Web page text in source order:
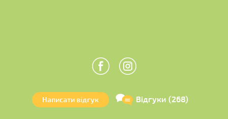
Написати відгук Відгуки (268)